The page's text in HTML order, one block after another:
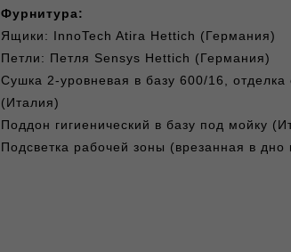
Фурнитура:
Ящики: InnoTech Atira Hettich (Германия)
Петли: Петля Sensys Hettich (Германия)
Сушка 2-уровневая в базу 600/16, отделка
(Италия)
Поддон гигиенический в базу под мойку
Подсветка рабочей зоны (врезанная в дно